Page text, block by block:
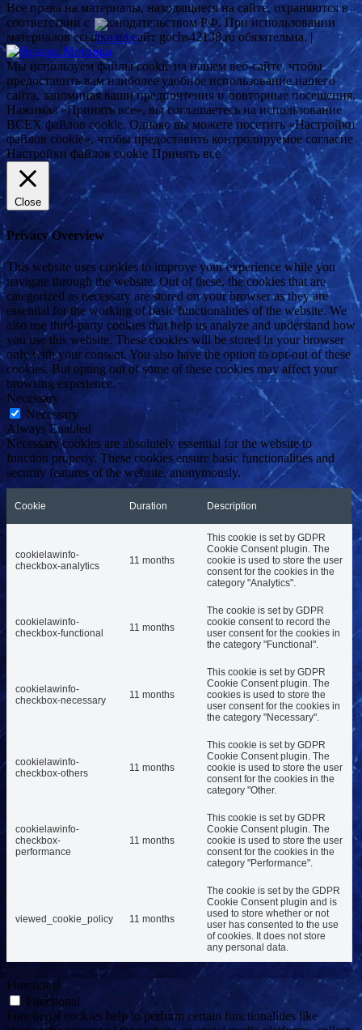
Все права на материалы, находящиеся на сайте, охраняются в
соответствии с законодательством РФ. При использовании
материалов ссылка на сайт gochs42138.ru обязательна. |
Мы используем файлы cookie на нашем веб-сайте, чтобы
предоставить вам наиболее удобное использование нашего
сайта, запоминая ваши предпочтения и повторные посещения.
Нажимая «Принять все», вы соглашаетесь на использование
ВСЕХ файлов cookie. Однако вы можете посетить «Настройки
файлов cookie», чтобы предоставить контролируемое согласие
Настройки файлов cookie Принять все
Close
Privacy Overview
This website uses cookies to improve your experience while you
navigate through the website. Out of these, the cookies that are
categorized as necessary are stored on your browser as they are
essential for the working of basic functionalities of the website. We
also use third-party cookies that help us analyze and understand how
you use this website. These cookies will be stored in your browser
only with your consent. You also have the option to opt-out of these
cookies. But opting out of some of these cookies may affect your
browsing experience.
Necessary
Necessary
Always Enabled
Necessary cookies are absolutely essential for the website to
function properly. These cookies ensure basic functionalities and
security features of the website, anonymously.
Cookie Duration Description
cookielawinfo-
checkbox-analytics
11 months
This cookie is set by GDPR
Cookie Consent plugin. The
cookie is used to store the user
consent for the cookies in the
category "Analytics".
cookielawinfo-
checkbox-functional
11 months
The cookie is set by GDPR
cookie consent to record the
user consent for the cookies in
the category "Functional".
cookielawinfo-
checkbox-necessary
11 months
This cookie is set by GDPR
Cookie Consent plugin. The
cookies is used to store the
user consent for the cookies in
the category "Necessary".
cookielawinfo-
checkbox-others
11 months
This cookie is set by GDPR
Cookie Consent plugin. The
cookie is used to store the user
consent for the cookies in the
category "Other.
cookielawinfo-
checkbox-
performance
11 months
This cookie is set by GDPR
Cookie Consent plugin. The
cookie is used to store the user
consent for the cookies in the
category "Performance".
viewed_cookie_policy 11 months
The cookie is set by the GDPR
Cookie Consent plugin and is
used to store whether or not
user has consented to the use
of cookies. It does not store
any personal data.
Functional
Functional
Functional cookies help to perform certain functionalities like